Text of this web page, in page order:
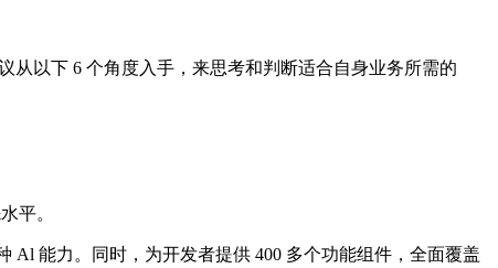
从以下 6 个角度入手，来思考和判断适合自身业务所需的
平。
Al 能力。同时，为开发者提供 400 多个功能组件，全面覆盖